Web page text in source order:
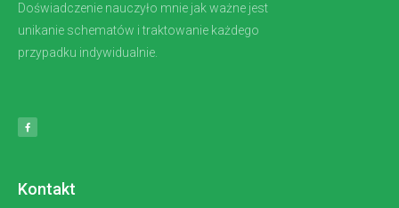
Doświadczenie nauczyło mnie jak ważne jest
unikanie schematów i traktowanie każdego
przypadku indywidualnie.
Kontakt